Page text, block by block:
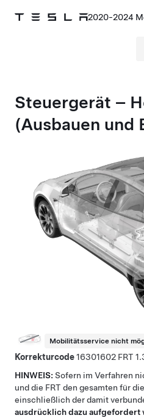
2020-2024
Steuergerät –
(Ausbauen und
Mobilitätsservice nicht
Korrekturcode16301602
HINWEIS: Sofern im Verfahren
und die FRT den gesamten für
einschließlich der damit
ausdrücklich dazu aufgefordert